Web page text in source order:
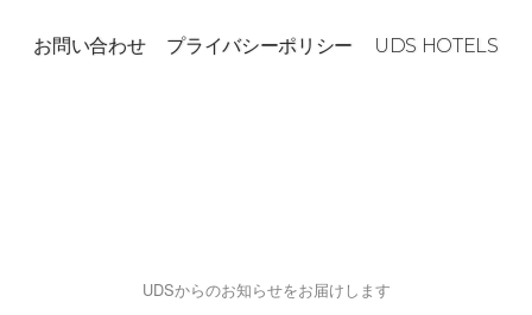
お問い合わせ プライバシーポリシー UDS HOTELS
UDSからのお知らせをお届けします